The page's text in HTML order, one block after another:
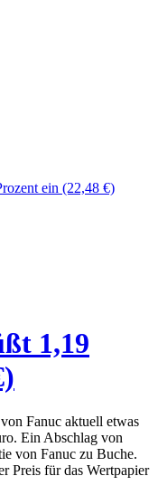
ein (22,48 €)
1,19
Fanuc aktuell etwas
Ein Abschlag von
von Fanuc zu Buche.
Preis für das Wertpapier